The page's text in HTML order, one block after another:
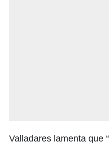
Valladares lamenta que